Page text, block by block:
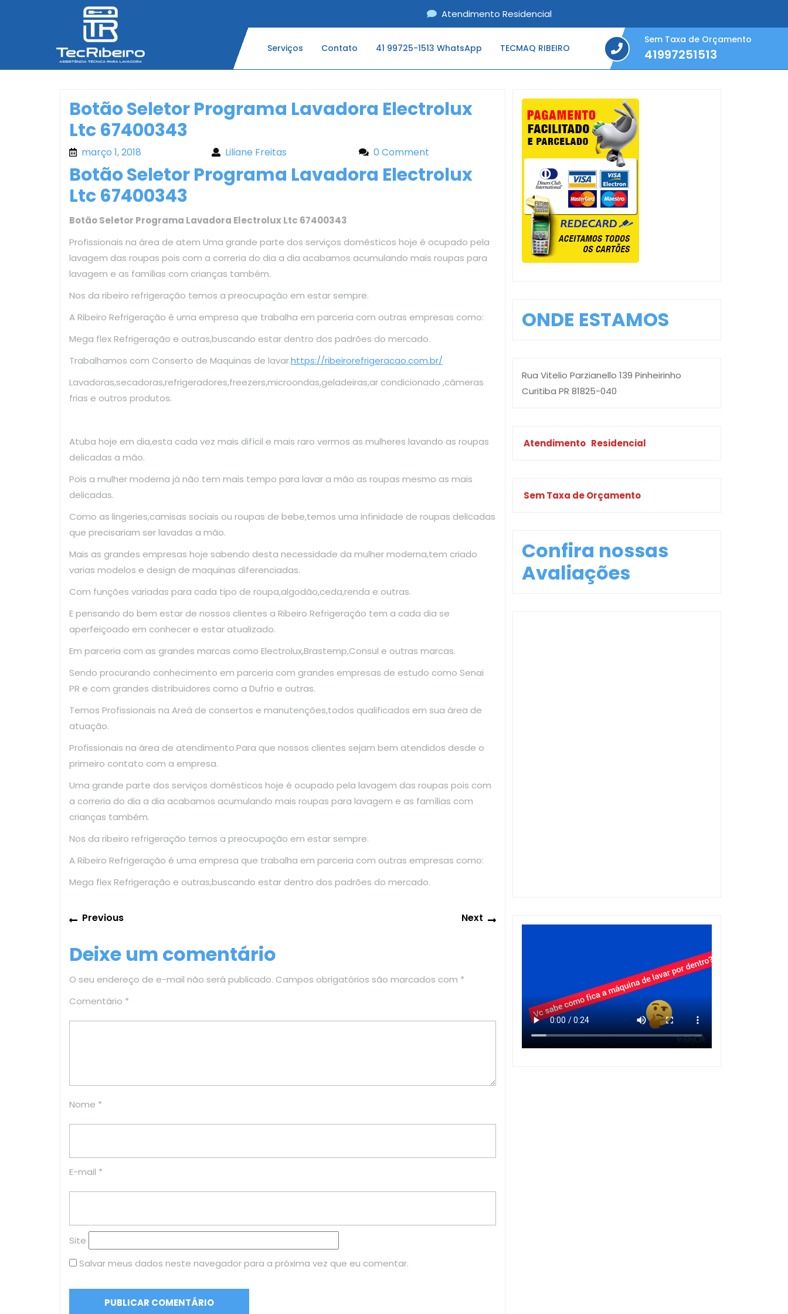
Atendimento Residencial
Serviços Contato 41 99725-1513 WhatsApp TECMAQ RIBEIRO
Sem Taxa de Orçamento
41997251513
41997251513
Botão Seletor Programa Lavadora Electrolux
Ltc 67400343
março 1, 2018 Liliane Freitas 0 Comment
Botão Seletor Programa Lavadora Electrolux
Ltc 67400343
Botão Seletor Programa Lavadora Electrolux Ltc 67400343
Profissionais na área de atem Uma grande parte dos serviços domésticos hoje é ocupado pela
lavagem das roupas pois com a correria do dia a dia acabamos acumulando mais roupas para
lavagem e as famílias com crianças também.
Nos da ribeiro refrigeração temos a preocupação em estar sempre.
A Ribeiro Refrigeração é uma empresa que trabalha em parceria com outras empresas como:
Mega flex Refrigeração e outras,buscando estar dentro dos padrões do mercado.
Trabalhamos com Conserto de Maquinas de lavar.https://ribeirorefrigeracao.com.br/
Lavadoras,secadoras,refrigeradores,freezers,microondas,geladeiras,ar condicionado ,câmeras
frias e outros produtos.
Atuba hoje em dia,esta cada vez mais difícil e mais raro vermos as mulheres lavando as roupas
delicadas a mão.
Pois a mulher moderna já não tem mais tempo para lavar a mão as roupas mesmo as mais
delicadas.
Como as lingeries,camisas sociais ou roupas de bebe,temos uma infinidade de roupas delicadas
que precisariam ser lavadas a mão.
Mais as grandes empresas hoje sabendo desta necessidade da mulher moderna,tem criado
varias modelos e design de maquinas diferenciadas.
Com funções variadas para cada tipo de roupa,algodão,ceda,renda e outras.
E pensando do bem estar de nossos clientes a Ribeiro Refrigeração tem a cada dia se
aperfeiçoado em conhecer e estar atualizado.
Em parceria com as grandes marcas como Electrolux,Brastemp,Consul e outras marcas.
Sendo procurando conhecimento em parceria com grandes empresas de estudo como Senai
PR e com grandes distribuidores como a Dufrio e outras.
Temos Profissionais na Areá de consertos e manutenções,todos qualificados em sua área de
atuação.
Profissionais na área de atendimento.Para que nossos clientes sejam bem atendidos desde o
primeiro contato com a empresa.
Uma grande parte dos serviços domésticos hoje é ocupado pela lavagem das roupas pois com
a correria do dia a dia acabamos acumulando mais roupas para lavagem e as famílias com
crianças também.
Nos da ribeiro refrigeração temos a preocupação em estar sempre.
A Ribeiro Refrigeração é uma empresa que trabalha em parceria com outras empresas como:
Mega flex Refrigeração e outras,buscando estar dentro dos padrões do mercado.
Navegação
Post
PreviousPrevious
Next
Next
Deixe um comentário
O seu endereço de e-mail não será publicado. Campos obrigatórios são marcados com *
Comentário *
Nome *
E-mail *
Site
Salvar meus dados neste navegador para a próxima vez que eu comentar.
ONDE ESTAMOS
Rua Vitelio Parzianello 139 Pinheirinho
Curitiba PR 81825-040
Atendimento Residencial
Sem Taxa de Orçamento
Confira nossas
Avaliações